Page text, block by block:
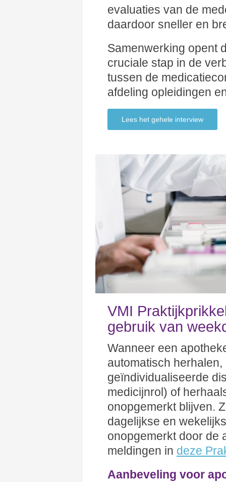
evaluaties van de
daardoor sneller en
Samenwerking opent
cruciale stap in de
tussen de
afdeling opleidingen
Lees het gehele interview
VMI
gebruik van
Wanneer een
automatisch
geïndividualiseerde
medicijnrol) of
onopgemerkt blijven.
dagelijkse en
onopgemerkt door de
meldingen in deze
Aanbeveling voor